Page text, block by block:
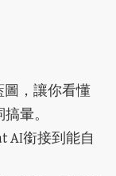
圖，讓你看懂
暈。
AI銜接到能自